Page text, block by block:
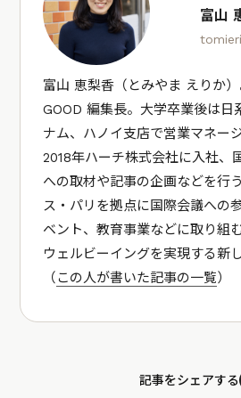
富山
tomieri
富山 恵梨香（とみやま えりか
GOOD 編集長。大学卒業後は日
ナム、ハノイ支店で営業マネー
2018年ハーチ株式会社に入社、
への取材や記事の企画などを行
ス・パリを拠点に国際会議への
ベント、教育事業などに取り組
ウェルビーイングを実現する新
（ この人が書いた記事の一覧）
記事をシェアする